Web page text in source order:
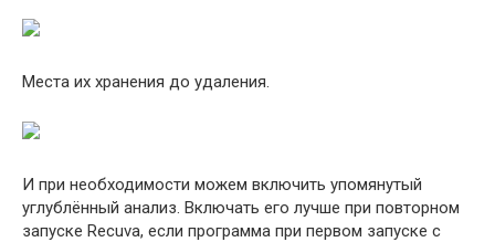
Места их хранения до удаления.
И при необходимости можем включить упомянутый
углублённый анализ. Включать его лучше при повторном
запуске Recuva, если программа при первом запуске с